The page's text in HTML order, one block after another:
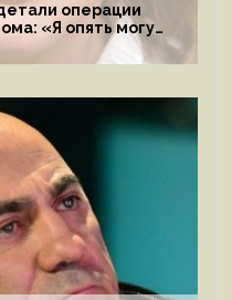
операции
«Я опять могу